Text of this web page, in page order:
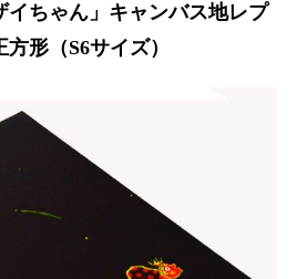
イちゃん」キャンバス地レプ
形（S6サイズ）